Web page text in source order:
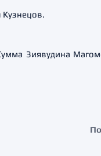
Кузнецов.
Зиявудина